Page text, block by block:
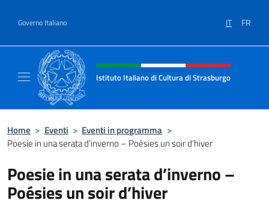
Governo Italiano IT FR
Intestazione sito, social e menù
Istituto Italiano di Cultura di Strasburgo
Home > Eventi > Eventi in programma >
Poesie in una serata d’inverno – Poésies un soir d’hiver
Poesie in una serata d’inverno –
Poésies un soir d’hiver